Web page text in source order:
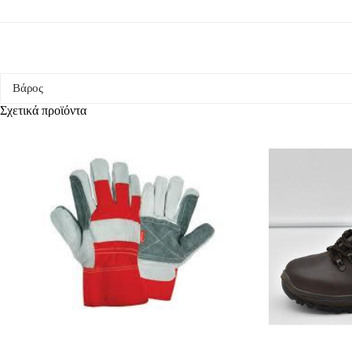
Βάρος
Σχετικά προϊόντα